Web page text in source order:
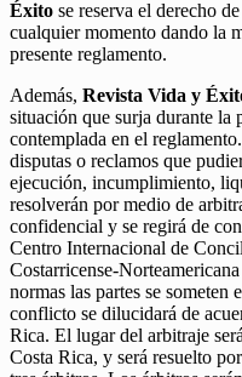
Éxito se reserva el derecho
cualquier momento dando la
presente reglamento.
Además, Revista Vida y
situación que surja durante la
contemplada en el
disputas o reclamos que
ejecución, incumplimiento,
resolverán por medio de
confidencial y se regirá de
Centro Internacional de
Costarricense-
normas las partes se
conflicto se dilucidará de
Rica. El lugar del arbitraje
Costa Rica, y será resuelto